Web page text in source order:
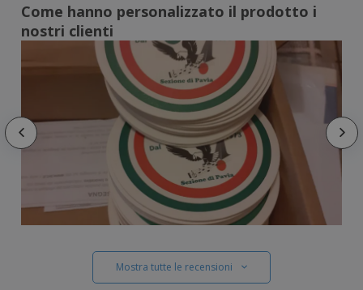
Come hanno personalizzato il prodotto i
nostri clienti
Mostra tutte le recensioni